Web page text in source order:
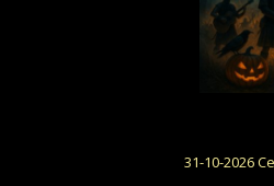
31-10-2026